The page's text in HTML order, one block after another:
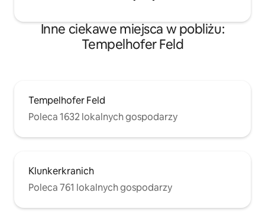
Inne ciekawe miejsca w pobliżu:
Tempelhofer Feld
Tempelhofer Feld
Poleca 1632 lokalnych gospodarzy
Klunkerkranich
Poleca 761 lokalnych gospodarzy